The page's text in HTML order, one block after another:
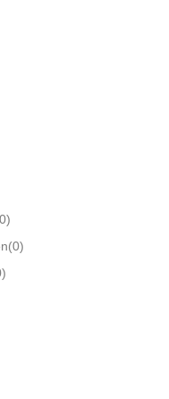
0)
(0)
)